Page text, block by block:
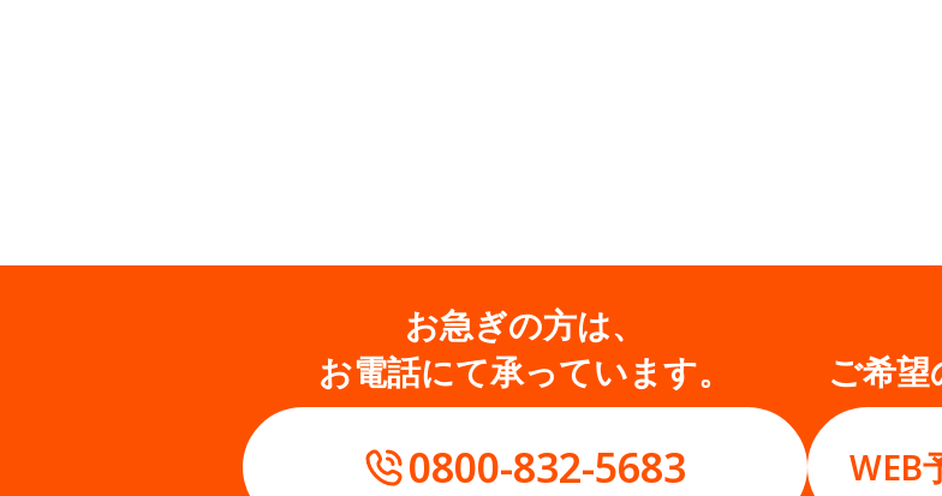
お急ぎの方は、
お電話にて承っています。
0800-832-5683
ご希
WEB